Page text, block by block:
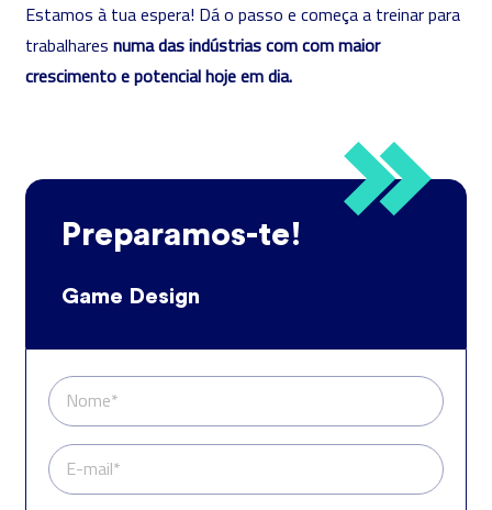
Estamos à tua espera! Dá o passo e começa a treinar para
trabalhares numa das indústrias com com maior
crescimento e potencial hoje em dia.
Preparamos-te!
Game Design
Nome*
E-mail*